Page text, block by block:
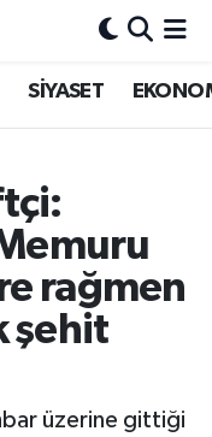
SİYASET
rağmen
şehit
üzerine gittiği